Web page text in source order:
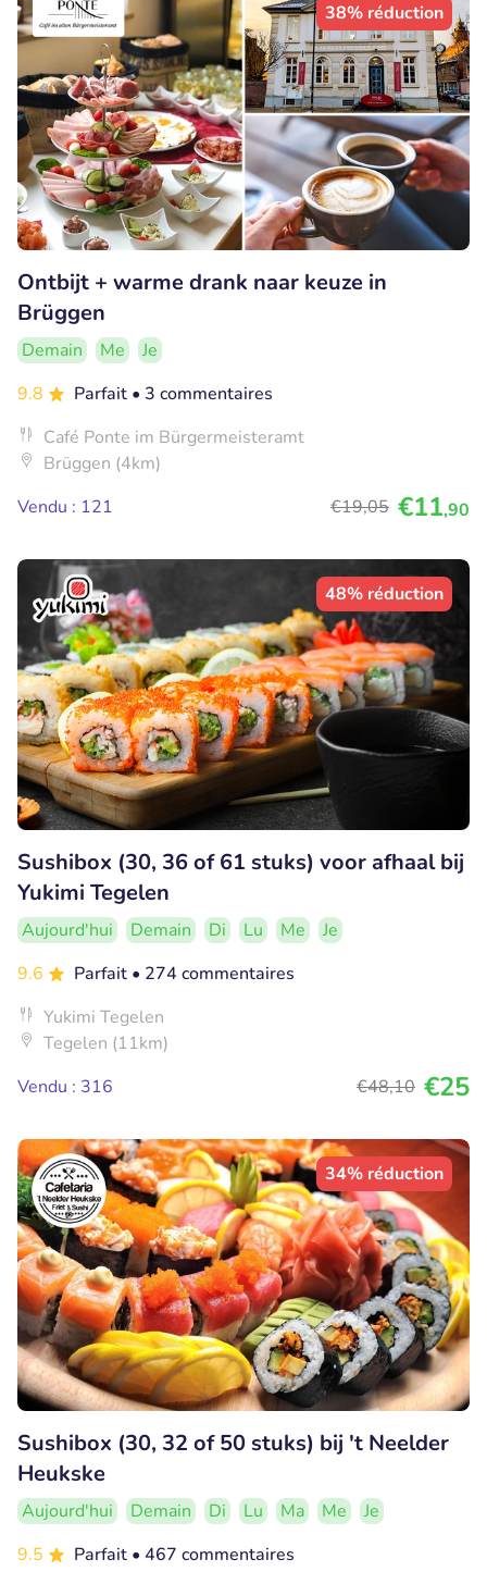
38% réduction
Ontbijt + warme drank naar keuze in
Brüggen
Demain Me
Je
9.8
Parfait • 3 commentaires
Café Ponte im Bürgermeisteramt
Brüggen (4km)
Vendu : 121
€19,05 €11,90
48% réduction
Sushibox (30, 36 of 61 stuks) voor afhaal bij
Yukimi Tegelen
Aujourd'hui Demain Di Lu Me
Je
9.6
Parfait • 274 commentaires
Yukimi Tegelen
Tegelen (11km)
Vendu : 316
€48,10 €25
34% réduction
Sushibox (30, 32 of 50 stuks) bij 't Neelder
Heukske
Aujourd'hui Demain Di Lu Ma Me
Je
9.5
Parfait • 467 commentaires